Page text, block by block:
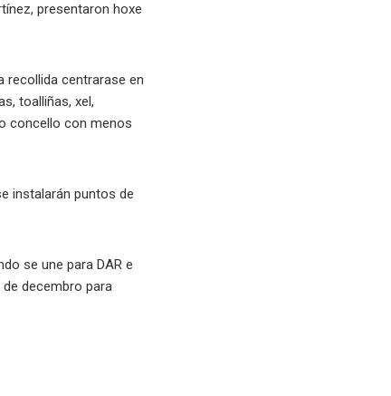
presentaron hoxe
recollida centrarase en
toalliñas, xel,
concello con menos
instalarán puntos de
se une para DAR e
decembro para